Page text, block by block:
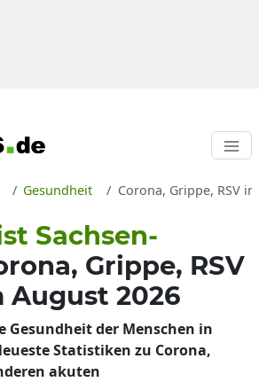
Gesundheit Corona, Grippe, RSV
Sachsen-
Grippe, RSV
2026
Gesundheit der Menschen in
Statistiken zu Corona,
akuten